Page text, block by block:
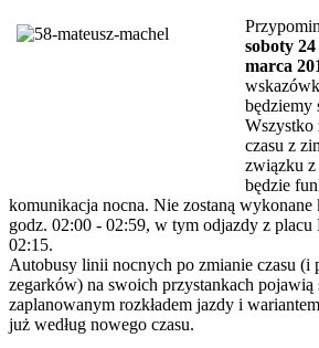
soboty
marca
będziemy
Wszystko
czasu z
związku z
będzie
komunikacja nocna. Nie zostaną
godz. 02:00 - 02:59, w tym odjazdy z placu
02:15.
Autobusy linii nocnych po zmianie czasu (i
zegarków) na swoich przystankach pojawią
zaplanowanym rozkładem jazdy i
już według nowego czasu.